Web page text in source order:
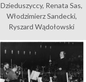
Dzieduszyccy, Renata Sas,
Włodzimierz Sandecki,
Ryszard Wądołowski